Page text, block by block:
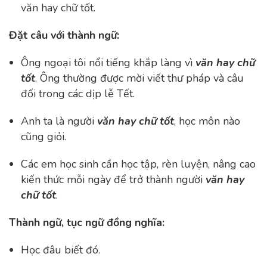
văn hay chữ tốt.
Đặt câu với thành ngữ:
Ông ngoại tôi nổi tiếng khắp làng vì văn hay chữ
tốt. Ông thường được mời viết thư pháp và câu
đối trong các dịp lễ Tết.
Anh ta là người văn hay chữ tốt, học môn nào
cũng giỏi.
Các em học sinh cần học tập, rèn luyện, nâng cao
kiến thức mỗi ngày để trở thành người văn hay
chữ tốt.
Thành ngữ, tục ngữ đồng nghĩa:
Học đâu biết đó.